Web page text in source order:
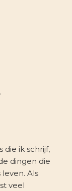
die ik schrijf,
dingen die
Als
veel